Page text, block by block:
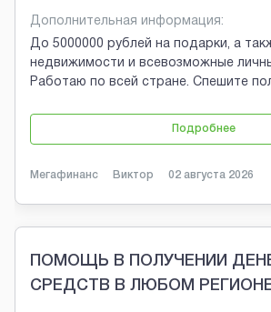
Дополнительная информация:
До 5000000 рублей на подарки, а
недвижимости и всевозможные
Работаю по всей стране. Спешите
Подробнее
Мегафинанс Виктор 02 августа 2026
ПОМОЩЬ В ПОЛУЧЕНИИ
СРЕДСТВ В ЛЮБОМ